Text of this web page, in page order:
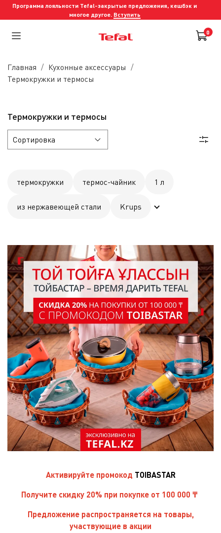
Программа лояльности Tefal-закрытые предложения, кешбэк и
многое другое. Вступить
0
Главная
Кухонные аксессуары
Термокружки и термосы
Термокружки и термосы
термокружки термос-чайник 1 л
из нержавеющей стали Krups
Активируйте промокод TOIBASTAR
Получите скидку 20% при покупке от 100 000 ₸
Предложение распространяется на товары,
участвующие в акции